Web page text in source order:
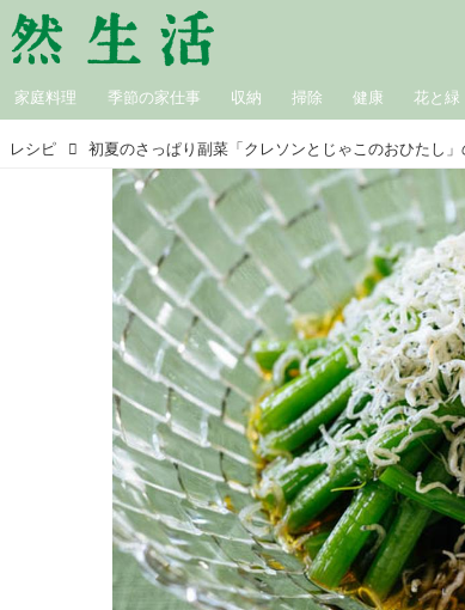
家庭料理 季節の家仕事 収納 掃除 健康 花と緑
レシピ